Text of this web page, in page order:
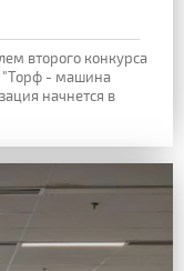
второго конкурса
"Торф - машина
начнется в